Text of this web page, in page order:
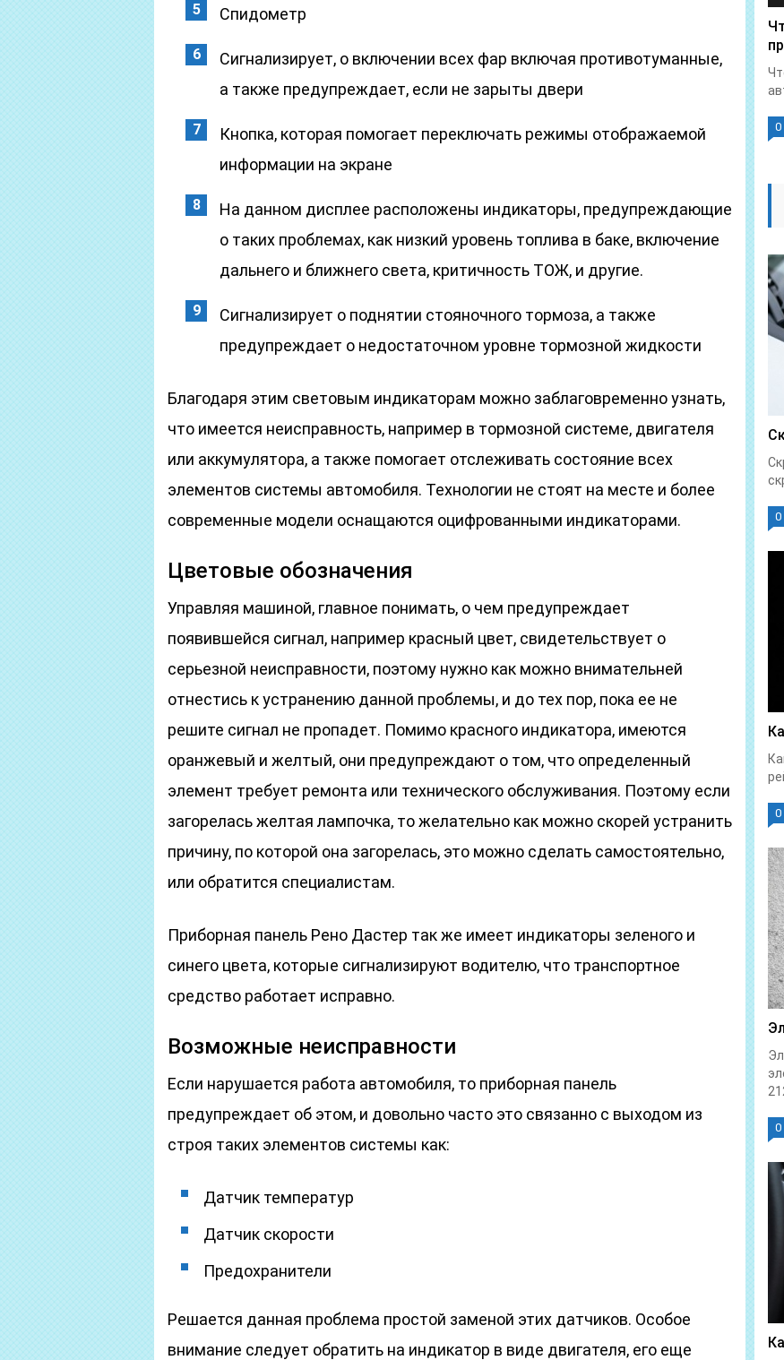
Спидометр
Сигнализирует, о включении всех фар включая противотуманные,
а также предупреждает, если не зарыты двери
Кнопка, которая помогает переключать режимы отображаемой
информации на экране
На данном дисплее расположены индикаторы, предупреждающие
о таких проблемах, как низкий уровень топлива в баке, включение
дальнего и ближнего света, критичность ТОЖ, и другие.
Сигнализирует о поднятии стояночного тормоза, а также
предупреждает о недостаточном уровне тормозной жидкости
Благодаря этим световым индикаторам можно заблаговременно узнать,
что имеется неисправность, например в тормозной системе, двигателя
или аккумулятора, а также помогает отслеживать состояние всех
элементов системы автомобиля. Технологии не стоят на месте и более
современные модели оснащаются оцифрованными индикаторами.
Цветовые обозначения
Управляя машиной, главное понимать, о чем предупреждает
появившейся сигнал, например красный цвет, свидетельствует о
серьезной неисправности, поэтому нужно как можно внимательней
отнестись к устранению данной проблемы, и до тех пор, пока ее не
решите сигнал не пропадет. Помимо красного индикатора, имеются
оранжевый и желтый, они предупреждают о том, что определенный
элемент требует ремонта или технического обслуживания. Поэтому если
загорелась желтая лампочка, то желательно как можно скорей устранить
причину, по которой она загорелась, это можно сделать самостоятельно,
или обратится специалистам.
Приборная панель Рено Дастер так же имеет индикаторы зеленого и
синего цвета, которые сигнализируют водителю, что транспортное
средство работает исправно.
Возможные неисправности
Если нарушается работа автомобиля, то приборная панель
предупреждает об этом, и довольно часто это связанно с выходом из
строя таких элементов системы как:
Датчик температур
Датчик скорости
Предохранители
Решается данная проблема простой заменой этих датчиков. Особое
внимание следует обратить на индикатор в виде двигателя, его еще
0
0
0
0